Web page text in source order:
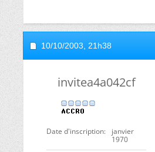
10/10/2003, 21h38
invitea4a042cf
Date d'inscription
janvier
1970